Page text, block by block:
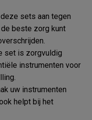
sets aan tegen
beste zorg kunt
set is zorgvuldig
instrumenten voor
uw instrumenten
helpt bij het